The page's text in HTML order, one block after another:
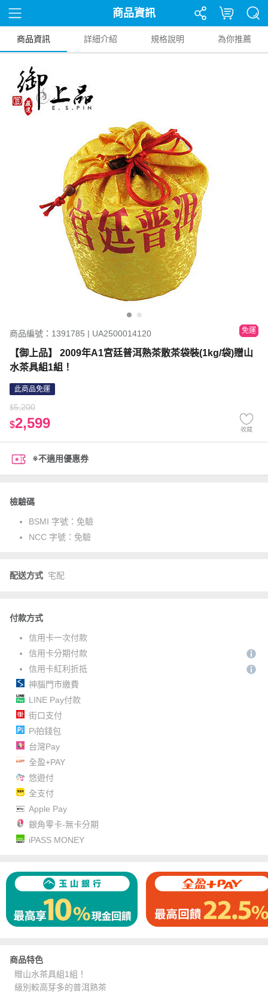
商品資訊
商品資訊 詳細介紹 規格說明 為你推薦
商品編號：1391785 | UA2500014120 免運
【御上品】 2009年A1宮廷普洱熟茶散茶袋裝(1kg/袋)贈山
水茶具組1組！
此商品免運
$5,200
$2,599 收藏
※不適用優惠券
檢驗碼
BSMI 字號： 免驗
NCC 字號： 免驗
配送方式 宅配
付款方式
信用卡一次付款
信用卡分期付款
信用卡紅利折抵
神腦門市繳費
LINE Pay付款
街口支付
Pi拍錢包
台灣Pay
全盈+PAY
悠遊付
全支付
Apple Pay
銀角零卡-無卡分期
iPASS MONEY
商品特色
贈山水茶具組1組！
級別較高芽多的普洱熟茶